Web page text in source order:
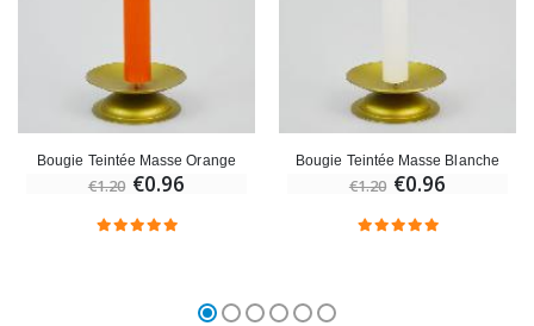
Bougie Teintée Masse Orange
€1.20 €0.96
Bougie Teintée Masse Blanche
€1.20 €0.96